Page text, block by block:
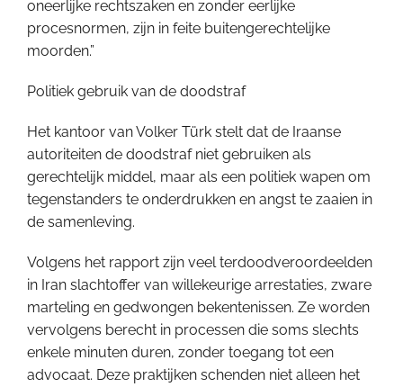
oneerlijke rechtszaken en zonder eerlijke
procesnormen, zijn in feite buitengerechtelijke
moorden.”
Politiek gebruik van de doodstraf
Het kantoor van Volker Türk stelt dat de Iraanse
autoriteiten de doodstraf niet gebruiken als
gerechtelijk middel, maar als een politiek wapen om
tegenstanders te onderdrukken en angst te zaaien in
de samenleving.
Volgens het rapport zijn veel terdoodveroordeelden
in Iran slachtoffer van willekeurige arrestaties, zware
marteling en gedwongen bekentenissen. Ze worden
vervolgens berecht in processen die soms slechts
enkele minuten duren, zonder toegang tot een
advocaat. Deze praktijken schenden niet alleen het